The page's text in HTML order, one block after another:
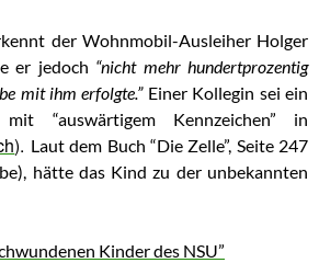
der Wohnmobil-Ausleiher Holger
er jedoch “nicht mehr hundertprozentig
mit ihm erfolgte.”Einer Kollegin sei ein
mit “auswärtigem Kennzeichen” in
). Laut dem Buch “Die Zelle”, Seite 247
hätte das Kind zu der unbekannten
Kinder des NSU”